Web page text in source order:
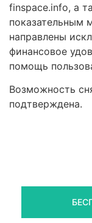
finspace.info, а
показательным
направлены
финансовое
помощь
Возможность
подтверждена.